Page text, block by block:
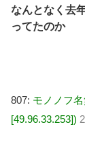
なんとなく去
ってたのか
807: モノノフ
[49.96.33.253])